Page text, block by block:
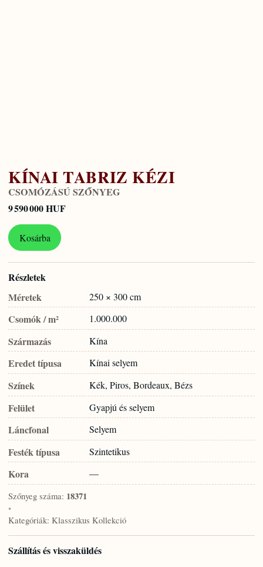
KÍNAI TABRIZ KÉZI
CSOMÓZÁSÚ SZŐNYEG
9 590 000 HUF
Kosárba
Részletek
Méretek
250 × 300 cm
Csomók / m² 1.000.000
Származás Kína
Eredet típusa Kínai selyem
Színek Kék, Piros, Bordeaux, Bézs
Felület Gyapjú és selyem
Láncfonal Selyem
Festék típusa Szintetikus
Kora —
Szőnyeg száma: 18371
•
Kategóriák: Klasszikus Kollekció
Szállítás és visszaküldés